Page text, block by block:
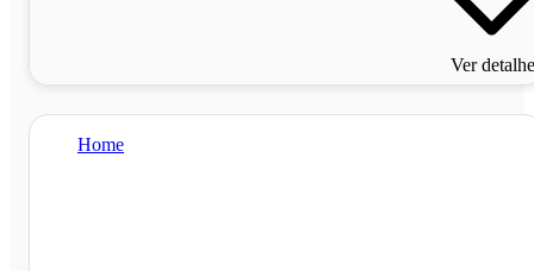
Ver
Home